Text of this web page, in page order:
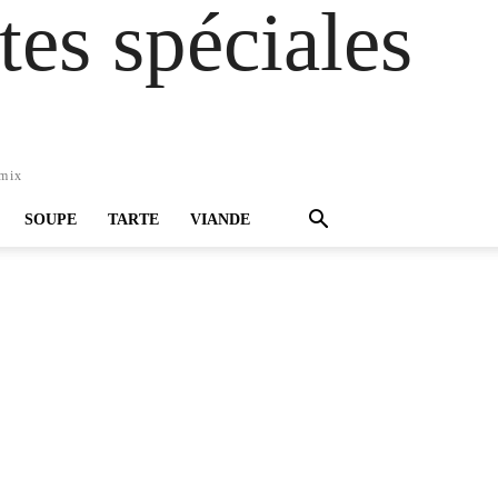
spéciales
SOUPE TARTE VIANDE